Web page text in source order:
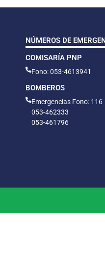
NÚMEROS DE
COMISARÍA PNP
Fono: 053-4613941
BOMBEROS
Emergencias Fono: 116
053-462333
053-461796